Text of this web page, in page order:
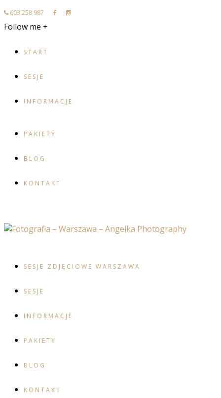
603 258 987
Follow me +
START
SESJE
INFORMACJE
PAKIETY
BLOG
KONTAKT
SESJE ZDJĘCIOWE WARSZAWA
SESJE
INFORMACJE
PAKIETY
BLOG
KONTAKT